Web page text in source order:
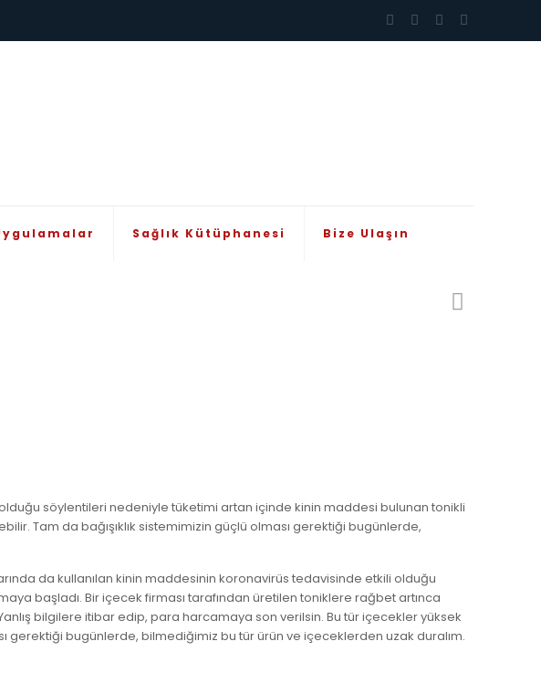
Sağlık Kütüphanesi Bize Ulaşın
söylentileri nedeniyle tüketimi artan içinde kinin maddesi bulunan tonikli
Tam da bağışıklık sistemimizin güçlü olması gerektiği bugünlerde,
da kullanılan kinin maddesinin koronavirüs tedavisinde etkili olduğu
başladı. Bir içecek firması tarafından üretilen toniklere rağbet artınca
bilgilere itibar edip, para harcamaya son verilsin. Bu tür içecekler yüksek
gerektiği bugünlerde, bilmediğimiz bu tür ürün ve içeceklerden uzak duralım.